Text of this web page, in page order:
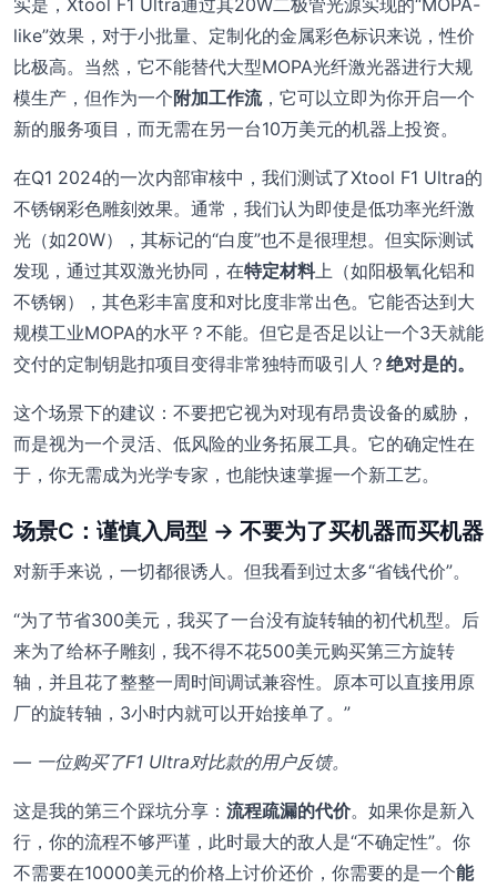
like”效果，对于小批量、定制化的金属彩色标识来说，性价
比极高。当然，它不能替代大型MOPA光纤激光器进行大规
模生产，但作为一个附加工作流，它可以立即为你开启一个
新的服务项目，而无需在另一台10万美元的机器上投资。
在Q1 2024的一次内部审核中，我们测试了Xtool F1 Ultra的
不锈钢彩色雕刻效果。通常，我们认为即使是低功率光纤激
光（如20W），其标记的“白度”也不是很理想。但实际测试
发现，通过其双激光协同，在特定材料上（如阳极氧化铝和
不锈钢），其色彩丰富度和对比度非常出色。它能否达到大
规模工业MOPA的水平？不能。但它是否足以让一个3天就能
交付的定制钥匙扣项目变得非常独特而吸引人？ 绝对是的。
这个场景下的建议：不要把它视为对现有昂贵设备的威胁，
而是视为一个灵活、低风险的业务拓展工具。它的确定性在
于，你无需成为光学专家，也能快速掌握一个新工艺。
场景C：谨慎入局型 → 不要为了买机器而买机器
对新手来说，一切都很诱人。但我看到过太多“省钱代价”。
“为了节省300美元，我买了一台没有旋转轴的初代机型。后
来为了给杯子雕刻，我不得不花500美元购买第三方旋转
轴，并且花了整整一周时间调试兼容性。原本可以直接用原
厂的旋转轴，3小时内就可以开始接单了。”
— 一位购买了F1 Ultra对比款的用户反馈。
这是我的第三个踩坑分享： 流程疏漏的代价。如果你是新入
行，你的流程不够严谨，此时最大的敌人是“不确定性”。你
不需要在10000美元的价格上讨价还价，你需要的是一个能